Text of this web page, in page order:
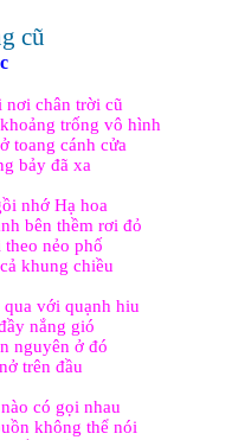
cũ
nơi chân trời cũ
trống vô hình
toang cánh cửa
bảy đã xa
nhớ Hạ hoa
bên thềm rơi đỏ
theo nẻo phố
khung chiều
với quạnh hiu
nắng gió
nguyên ở đó
trên đầu
có gọi nhau
không thể nói